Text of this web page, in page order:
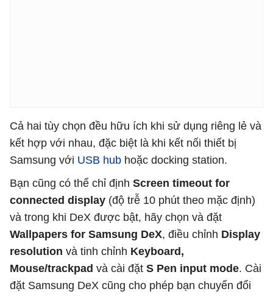
Cả hai tùy chọn đều hữu ích khi sử dụng riêng lẻ và
kết hợp với nhau, đặc biệt là khi kết nối thiết bị
Samsung với USB hub hoặc docking station.
Bạn cũng có thể chỉ định Screen timeout for
connected display (độ trễ 10 phút theo mặc định)
và trong khi DeX được bật, hãy chọn và đặt
Wallpapers for Samsung DeX, điều chỉnh Display
resolution và tinh chỉnh Keyboard,
Mouse/trackpad và cài đặt S Pen input mode. Cài
đặt Samsung DeX cũng cho phép bạn chuyển đổi